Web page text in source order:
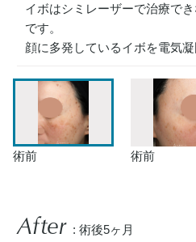
イボはシミレーザーで治療で
です。
顔に多発しているイボを電気凝
術前 術前
After : 術後5ヶ月